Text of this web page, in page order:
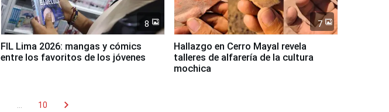
8
FIL Lima 2026: mangas y cómics
entre los favoritos de los jóvenes
7
Hallazgo en Cerro Mayal revela
talleres de alfarería de la cultura
mochica
10 chevron_right